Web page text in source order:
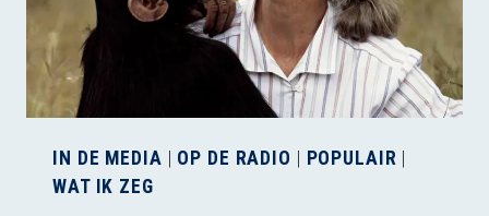
IN DE MEDIA | OP DE RADIO | POPULAIR |
WAT IK ZEG